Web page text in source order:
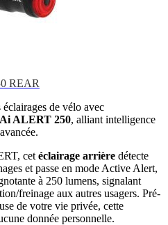
REAR
de vélo avec
ALERT 250, alliant intelligence
cet éclairage arrière détecte
et passe en mode Active Alert,
à 250 lumens, signalant
freinage aux autres usagers. Pré-
de votre vie privée, cette
donnée personnelle.